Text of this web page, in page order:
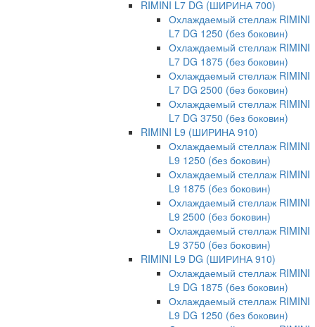
RIMINI L7 DG (ШИРИНА 700)
Охлаждаемый стеллаж RIMINI
L7 DG 1250 (без боковин)
Охлаждаемый стеллаж RIMINI
L7 DG 1875 (без боковин)
Охлаждаемый стеллаж RIMINI
L7 DG 2500 (без боковин)
Охлаждаемый стеллаж RIMINI
L7 DG 3750 (без боковин)
RIMINI L9 (ШИРИНА 910)
Охлаждаемый стеллаж RIMINI
L9 1250 (без боковин)
Охлаждаемый стеллаж RIMINI
L9 1875 (без боковин)
Охлаждаемый стеллаж RIMINI
L9 2500 (без боковин)
Охлаждаемый стеллаж RIMINI
L9 3750 (без боковин)
RIMINI L9 DG (ШИРИНА 910)
Охлаждаемый стеллаж RIMINI
L9 DG 1875 (без боковин)
Охлаждаемый стеллаж RIMINI
L9 DG 1250 (без боковин)